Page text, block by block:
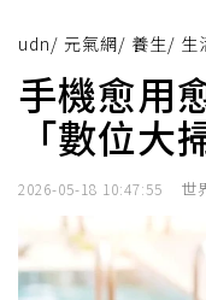
udn/ 元氣網/ 養生/ 生
手機愈用
「數位大
2026-05-18 10:47:55 世